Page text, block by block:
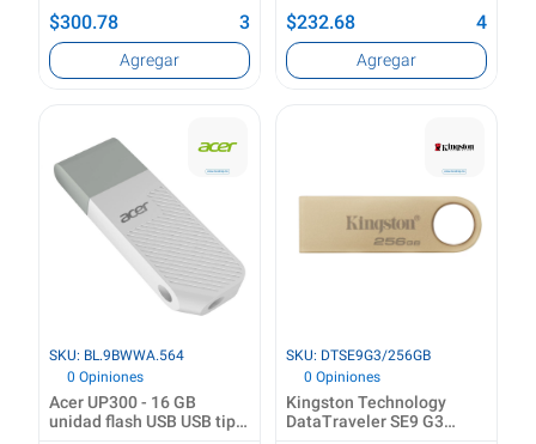
$300.78 3
Agregar
$232.68 4
Agregar
SKU: BL.9BWWA.564
0 Opiniones
Acer UP300 - 16 GB
unidad flash USB USB tipo
SKU: DTSE9G3/256GB
0 Opiniones
Kingston Technology
DataTraveler SE9 G3